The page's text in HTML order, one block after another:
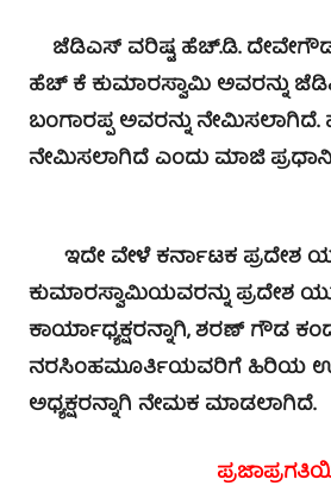
ಜೆಡಿಎಸ್‌ ವರಿಷ್ಟ ಹೆಚ್.ಡಿ.
ಹೆಚ್ ಕೆ ಕುಮಾರಸ್ವಾಮಿ ಅವರನ್ನು
ಬಂಗಾರಪ್ಪ ಅವರನ್ನು
ನೇಮಿಸಲಾಗಿದೆ ಎಂದು ಮಾಜಿ
ಇದೇ ವೇಳೆ ಕರ್ನಾಟಕ ಪ್ರದೇಶ
ಕುಮಾರಸ್ವಾಮಿಯವರನ್ನು ಪ್ರದೇಶ
ಕಾರ್ಯಾಧ್ಯಕ್ಷರನ್ನಾಗಿ, ಶರಣ್ ಗೌಡ
ನರಸಿಂಹಮೂರ್ತಿಯವರಿಗೆ ಹಿರಿಯ
ಅಧ್ಯಕ್ಷರನ್ನಾಗಿ ನೇಮಕ ಮಾಡಲಾಗಿದೆ.